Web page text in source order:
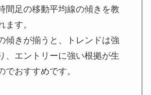
間足の移動平均線の傾きを教
ます。
傾きが揃うと、トレンドは強
、エントリーに強い根拠が生
でおすすめです。